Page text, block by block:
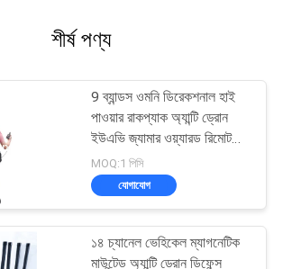
শীর্ষ পণ্য
9 ব্যান্ডস ওমনি ডিরেকশনাল হাই
পাওয়ার রাকপ্যাক অ্যান্টি ড্রোন
ইউএভি জ্যামার ওয়্যারড রিমোট
কন্ট্রোল সহ
MOQ:1 পিসি
যোগাযোগ
১৪ চ্যানেল ভেহিকেল ম্যাগনেটিক
মাউন্টেড অ্যান্টি ড্রোন ডিফেন্স